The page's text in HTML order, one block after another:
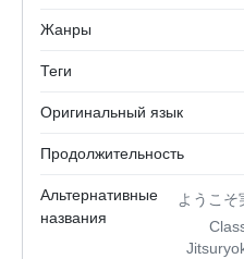
Жанры
Теги
Оригинальный язык
Продолжительность
Альтернативные
названия
ようこ